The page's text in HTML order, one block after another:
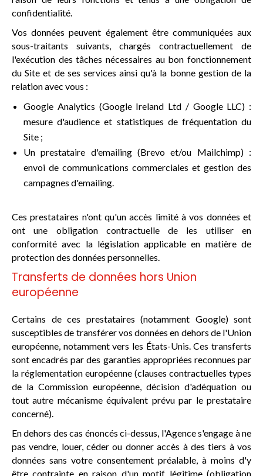
confidentialité.
Vos données peuvent également être communiquées aux
sous-traitants suivants, chargés contractuellement de
l'exécution des tâches nécessaires au bon fonctionnement
du Site et de ses services ainsi qu'à la bonne gestion de la
relation avec vous :
Google Analytics (Google Ireland Ltd / Google LLC) :
mesure d'audience et statistiques de fréquentation du
Site ;
Un prestataire d'emailing (Brevo et/ou Mailchimp) :
envoi de communications commerciales et gestion des
campagnes d'emailing.
Ces prestataires n'ont qu'un accès limité à vos données et
ont une obligation contractuelle de les utiliser en
conformité avec la législation applicable en matière de
protection des données personnelles.
Transferts de données hors Union
européenne
Certains de ces prestataires (notamment Google) sont
susceptibles de transférer vos données en dehors de l'Union
européenne, notamment vers les États-Unis. Ces transferts
sont encadrés par des garanties appropriées reconnues par
la réglementation européenne (clauses contractuelles types
de la Commission européenne, décision d'adéquation ou
tout autre mécanisme équivalent prévu par le prestataire
concerné).
En dehors des cas énoncés ci-dessus, l'Agence s'engage à ne
pas vendre, louer, céder ou donner accès à des tiers à vos
données sans votre consentement préalable, à moins d'y
être contrainte en raison d'un motif légitime (obligation